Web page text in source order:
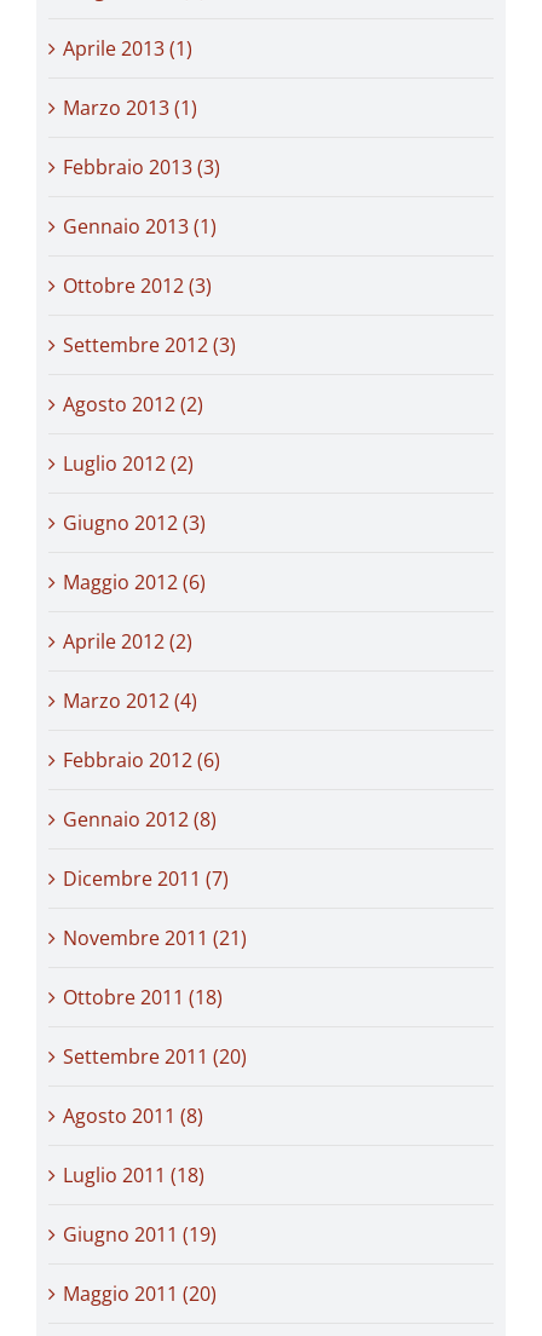
Aprile 2013 (1)
Marzo 2013 (1)
Febbraio 2013 (3)
Gennaio 2013 (1)
Ottobre 2012 (3)
Settembre 2012 (3)
Agosto 2012 (2)
Luglio 2012 (2)
Giugno 2012 (3)
Maggio 2012 (6)
Aprile 2012 (2)
Marzo 2012 (4)
Febbraio 2012 (6)
Gennaio 2012 (8)
Dicembre 2011 (7)
Novembre 2011 (21)
Ottobre 2011 (18)
Settembre 2011 (20)
Agosto 2011 (8)
Luglio 2011 (18)
Giugno 2011 (19)
Maggio 2011 (20)